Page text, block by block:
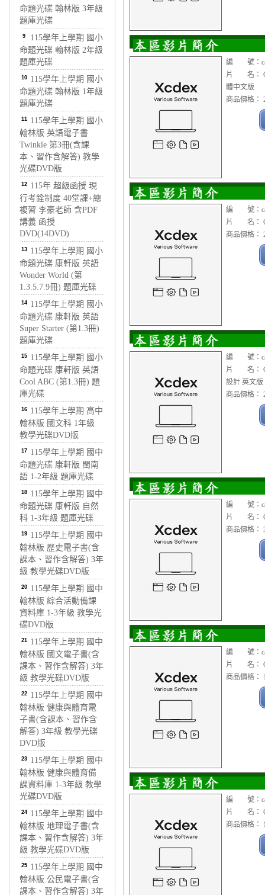
命題光碟 翰林版 3年級
題庫光碟
9 115學年上學期 國小
命題光碟 翰林版 2年級
題庫光碟
10 115學年上學期 國小
命題光碟 翰林版 1年級
題庫光碟
11 115學年上學期 國小
翰林版 英語電子書
Twinkle 第3冊(含課
本、習作含解答) 教學
光碟DVD版
12 115年 超級函授 現
行考銓制度 40堂課+總
複習 李豪老師 含PDF
講義 函授
DVD(14DVD)
13 115學年上學期 國小
命題光碟 康軒版 英語
Wonder World (第
1.3.5.7.9冊) 題庫光碟
14 115學年上學期 國小
命題光碟 康軒版 英語
Super Starter (第1.3冊)
題庫光碟
15 115學年上學期 國小
命題光碟 康軒版 英語
Cool ABC (第1.3冊) 題
庫光碟
16 115學年上學期 高中
翰林版 國文科 1年級
教學光碟DVD版
17 115學年上學期 國中
命題光碟 康軒版 閩南
語 1-2年級 題庫光碟
18 115學年上學期 國中
命題光碟 康軒版 自然
科 1-3年級 題庫光碟
19 115學年上學期 國中
翰林版 歷史電子書(含
課本、習作含解答) 3年
級 教學光碟DVD版
20 115學年上學期 國中
翰林版 綜合活動備課
資料庫 1-3年級 教學光
碟DVD版
21 115學年上學期 國中
翰林版 國文電子書(含
課本、習作含解答) 3年
級 教學光碟DVD版
22 115學年上學期 國中
翰林版 健康與體育電
子書(含課本、習作含
解答) 3年級 教學光碟
DVD版
23 115學年上學期 國中
翰林版 健康與體育備
課資料庫 1-3年級 教學
光碟DVD版
24 115學年上學期 國中
翰林版 地理電子書(含
課本、習作含解答) 3年
級 教學光碟DVD版
25 115學年上學期 國中
翰林版 公民電子書(含
課本、習作含解答) 3年
編 號：
片 名：
體中文版
商品價格：
編 號：
片 名：
商品價格：
編 號：
片 名：
設計 英文版
商品價格：
編 號：
片 名：
商品價格：
編 號：
片 名：
商品價格：
編 號：
片 名：
商品價格：